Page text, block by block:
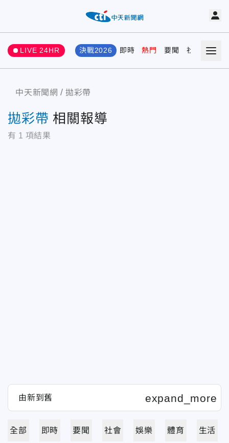
LIVE 24HR 決戰2026 即時 熱門 要聞 社會 娛樂
中天新聞網 拋彩帶
拋彩帶 相關報導
有 1 項結果
全部 即時 要聞 社會 娛樂 體育 生活